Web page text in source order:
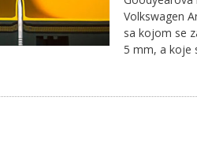
Volkswagen
sa kojom se
5 mm, a koje